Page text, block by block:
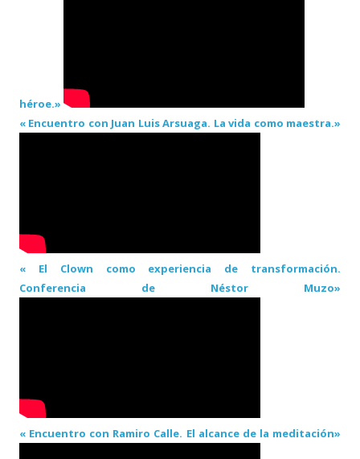
héroe.»
« Encuentro con Juan Luis Arsuaga. La vida como maestra.»
« El Clown como experiencia de transformación.
Conferencia de Néstor Muzo»
« Encuentro con Ramiro Calle. El alcance de la meditación»